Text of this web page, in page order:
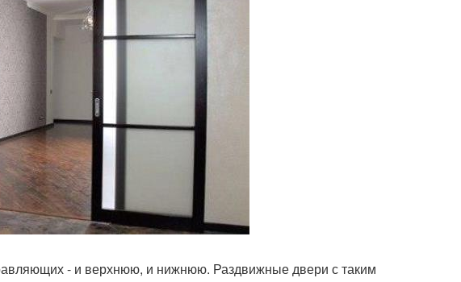
- и верхнюю, и нижнюю. Раздвижные двери с таким